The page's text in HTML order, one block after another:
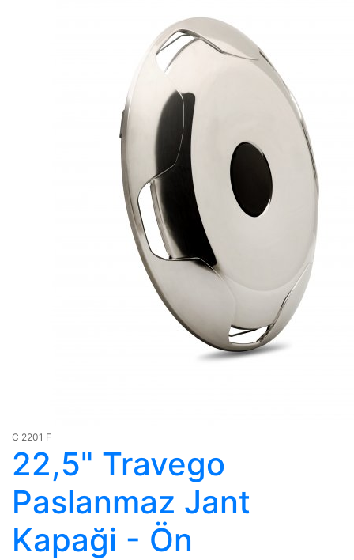
C 2201 F
22,5" Travego
Paslanmaz Jant
Kapaği - Ön